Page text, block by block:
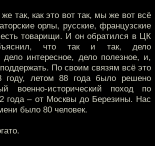
так, как это вот так, мы же вот всё
орлы, русские, французские
товарищи. И он обратился в ЦК
что так и так, дело
дело интересное, дело полезное, и,
По своим связям всё это
летом 88 года было решено
военно-исторический поход по
года – от Москвы до Березины. Нас
было 80 человек.